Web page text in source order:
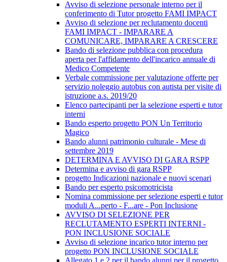
Avviso di selezione personale interno per il
conferimento di Tutor progetto FAMI IMPACT
Avviso di selezione per reclutamento docenti
FAMI IMPACT - IMPARARE A
COMUNICARE, IMPARARE A CRESCERE
Bando di selezione pubblica con procedura
aperta per l'affidamento dell'incarico annuale di
Medico Competente
Verbale commissione per valutazione offerte per
servizio noleggio autobus con autista per visite di
istruzione a.s. 2019/20
Elenco partecipanti per la selezione esperti e tutor
interni
Bando esperto progetto PON Un Territorio
Magico
Bando alunni patrimonio culturale - Mese di
settembre 2019
DETERMINA E AVVISO DI GARA RSPP
Determina e avviso di gara RSPP
progetto Indicazioni nazionale e nuovi scenari
Bando per esperto psicomotricista
Nomina commissione per selezione esperti e tutor
moduli A...perto - F...are - Pon Inclusione
AVVISO DI SELEZIONE PER
RECLUTAMENTO ESPERTI INTERNI -
PON INCLUSIONE SOCIALE
Avviso di selezione incarico tutor interno per
progetto PON INCLUSIONE SOCIALE